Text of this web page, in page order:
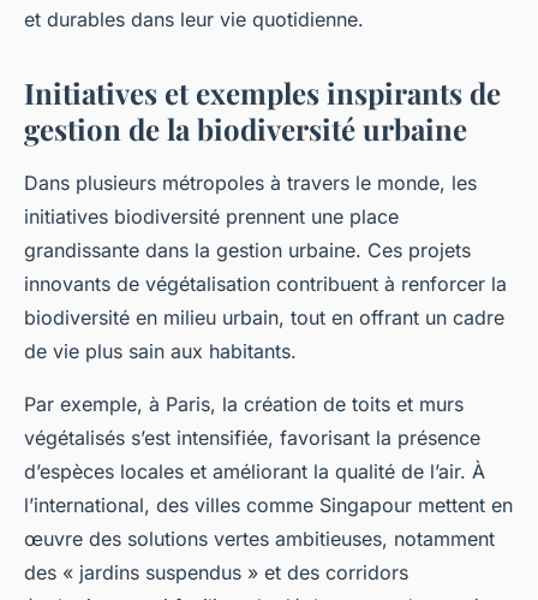
et durables dans leur vie quotidienne.
Initiatives et exemples inspirants de
gestion de la biodiversité urbaine
Dans plusieurs métropoles à travers le monde, les
initiatives biodiversité prennent une place
grandissante dans la gestion urbaine. Ces projets
innovants de végétalisation contribuent à renforcer la
biodiversité en milieu urbain, tout en offrant un cadre
de vie plus sain aux habitants.
Par exemple, à Paris, la création de toits et murs
végétalisés s’est intensifiée, favorisant la présence
d’espèces locales et améliorant la qualité de l’air. À
l’international, des villes comme Singapour mettent en
œuvre des solutions vertes ambitieuses, notamment
des « jardins suspendus » et des corridors